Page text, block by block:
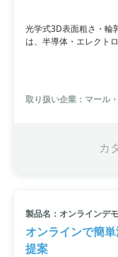
光学式3D表面粗さ・輪
は、半導体・エレクト
三次元表面形状測定機
1μm(X方向)を実現し
mobile』はポータブル
す。ナノ単位の3Dデー
取り扱い企業：マール
カ
製品名：オンラインデモ
オンラインで簡
提案